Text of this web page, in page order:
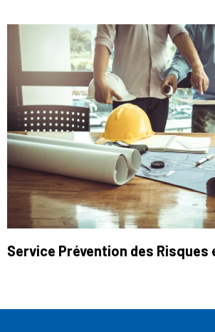
Service Prévention des Risques